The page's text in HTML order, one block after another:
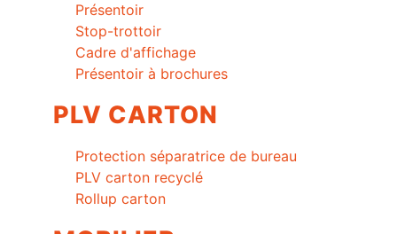
Présentoir
Stop-trottoir
Cadre d'affichage
Présentoir à brochures
PLV CARTON
Protection séparatrice de bureau
PLV carton recyclé
Rollup carton